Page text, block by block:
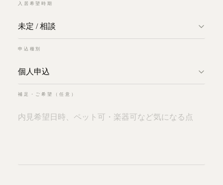
入居希望時期
申込種別
補足・ご希望（任意）